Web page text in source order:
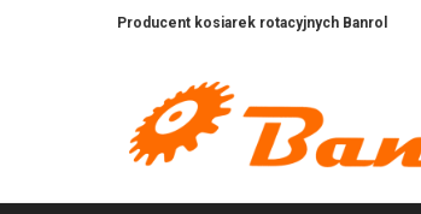
Producent kosiarek rotacyjnych Banrol
Mechanika maszyn rolniczych